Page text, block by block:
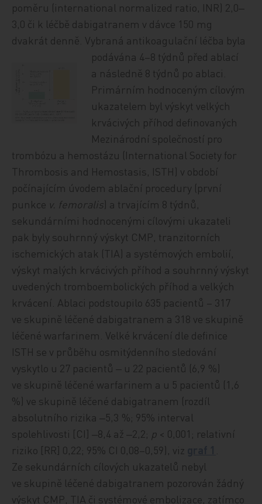
poměru (international normalized ratio, INR) 2,0‒
3,0 či k léčbě dabigatranem v dávce 150 mg
dvakrát denně. Vybraná antikoagulační léčba byla
podávána 4–8 týdnů před ablací
a následně 8 týdnů po ablaci.
Primárním hodnoceným cílovým
ukazatelem byl výskyt velkých
krvácivých příhod definovaných
Mezinárodní společností pro
trombózu a hemostázu (International Society for
Thrombosis and Hemostasis, ISTH) v období
počínajícím úvodem ablační procedury (první
punkce v. femoralis) a trvajícím 8 týdnů,
sekundárními hodnocenými cílovými ukazateli
pak byly souhrnný výskyt CMP, tranzitorních
ischemických atak (TIA) a systémových embolií,
výskyt malých krvácivých příhod a souhrnný výskyt
uvedených tromboembolických příhod a velkých
krvácení. Ablaci podstoupilo 635 pacientů – 317
ve skupině léčené dabigatranem a 318 ve skupině
léčené warfarinem. Velké krvácení dle definice
ISTH se v průběhu osmitýdenního sledování
vyskytlo u 27 pacientů ‒ u 22 pacientů (6,9 %)
ve skupině léčené warfarinem a u 5 pacientů (1,6
%) ve skupině léčené dabigatranem (rozdíl
absolutního rizika ‒5,3 %; 95% interval
spolehlivosti [CI] ‒8,4 až ‒2,2; p < 0,001; relativní
riziko [RR] 0,22; 95% CI 0,08–0,59), viz
Ze sekundárních cílových ukazatelů nebyl
ve skupině léčené dabigatranem pozorován žádný
výskyt CMP, TIA či systémové embolizace, zatímco